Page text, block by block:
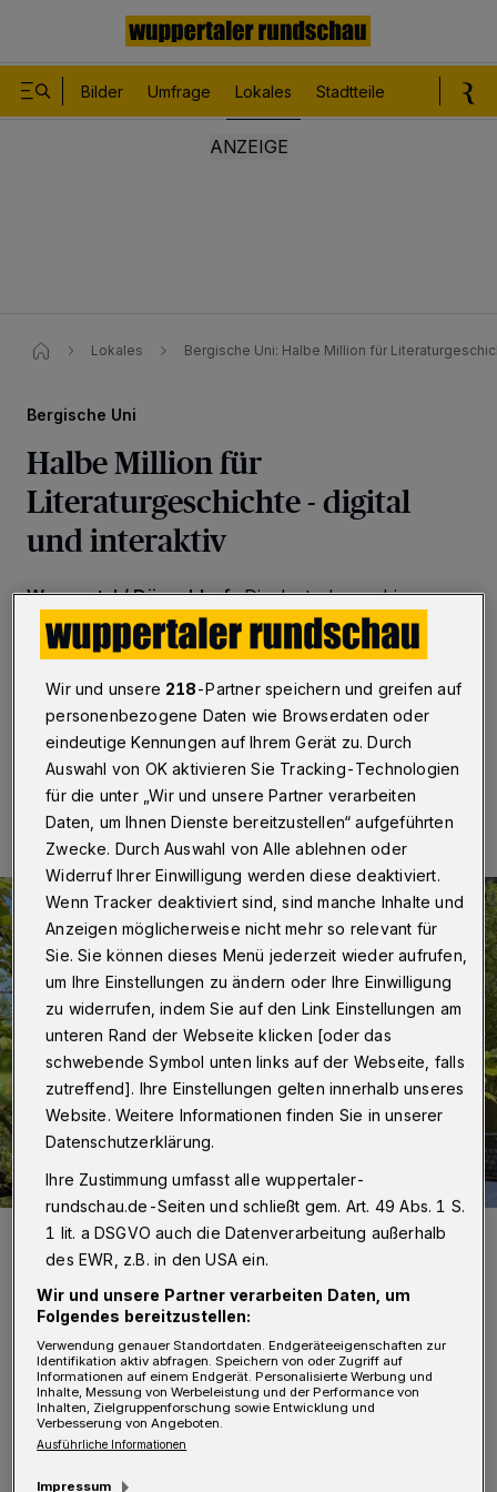
Bilder Umfrage Lokales Stadtteile
Lokales Bergische Uni: Halbe Million für
Bergische Uni
Halbe Million für
Literaturgeschichte - digital
und interaktiv
Wuppertal / Düsseldorf·Die deutschsprachige
Literaturgeschichte vom Mittelalter bis zur Gegenwart
ist Inhalt eines neuen Germanistik-Forschungsprojekts
unter Leitung von Prof. Dr. Anne-Rose Meyer und
Prof. Dr. Wolfgang Lukas.
01.06.2020 , 09:00 Uhr Eine Minute Lesezeit
Blick auf die Unibibliothek auf dem Campus Grifflenberg.
Foto: Bergische Uni
G emeinsam mit Wissenschaftlerinnen
und Wissenschaftler der Universitäten
Wir und unsere 218-Partner speichern und greifen auf
personenbezogene Daten wie Browserdaten oder
eindeutige Kennungen auf Ihrem Gerät zu. Durch
Auswahl von OK aktivieren Sie Tracking-Technologien
für die unter „Wir und unsere Partner verarbeiten
Daten, um Ihnen Dienste bereitzustellen“ aufgeführten
Zwecke. Durch Auswahl von Alle ablehnen oder
Widerruf Ihrer Einwilligung werden diese deaktiviert.
Wenn Tracker deaktiviert sind, sind manche Inhalte und
Anzeigen möglicherweise nicht mehr so relevant für
Sie. Sie können dieses Menü jederzeit wieder aufrufen,
um Ihre Einstellungen zu ändern oder Ihre Einwilligung
zu widerrufen, indem Sie auf den Link Einstellungen am
unteren Rand der Webseite klicken [oder das
schwebende Symbol unten links auf der Webseite, falls
zutreffend]. Ihre Einstellungen gelten innerhalb unseres
Website. Weitere Informationen finden Sie in unserer
Datenschutzerklärung.
Ihre Zustimmung umfasst alle wuppertaler-
rundschau.de-Seiten und schließt gem. Art. 49 Abs. 1 S.
1 lit. a DSGVO auch die Datenverarbeitung außerhalb
des EWR, z.B. in den USA ein.
Wir und unsere Partner verarbeiten Daten, um
Folgendes bereitzustellen:
Verwendung genauer Standortdaten. Endgeräteeigenschaften zur
Identifikation aktiv abfragen. Speichern von oder Zugriff auf
Informationen auf einem Endgerät. Personalisierte Werbung und
Inhalte, Messung von Werbeleistung und der Performance von
Inhalten, Zielgruppenforschung sowie Entwicklung und
Verbesserung von Angeboten.
Ausführliche Informationen
Impressum